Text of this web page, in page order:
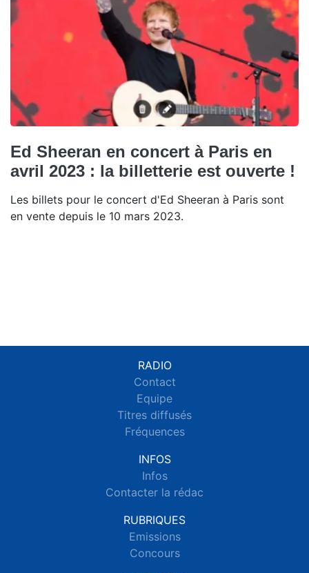
Ed Sheeran en concert à Paris en
avril 2023 : la billetterie est ouverte !
Les billets pour le concert d'Ed Sheeran à Paris sont
en vente depuis le 10 mars 2023.
RADIO
Contact
Equipe
Titres diffusés
Fréquences
INFOS
Infos
Contacter la rédac
RUBRIQUES
Emissions
Concours